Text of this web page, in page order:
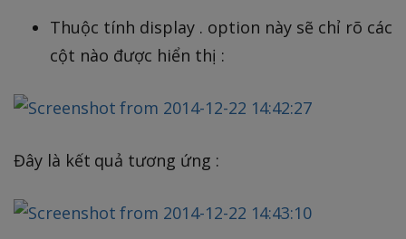
Thuộc tính display . option này sẽ chỉ rõ các
cột nào được hiển thị :
Đây là kết quả tương ứng :